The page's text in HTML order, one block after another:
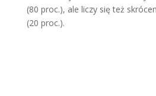
(80 proc.), ale liczy się też
(20 proc.).